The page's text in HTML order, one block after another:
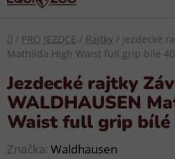
Domů
/ PRO JEZDCE / Rajtky / Jezdecké
Mathilda High Waist full grip bílé 40
Jezdecké rajtky
WALDHAUSEN
Waist full grip bílé
Značka: Waldhausen